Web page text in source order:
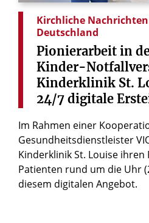
Kirchliche
Deutschland
Pionierarbeit in
Kinder-
Kinderklinik St.
24/7 digitale
Im Rahmen einer
Gesundheitsdienstleister
Kinderklinik St. Louise
Patienten rund um die Uhr
diesem digitalen Angebot.